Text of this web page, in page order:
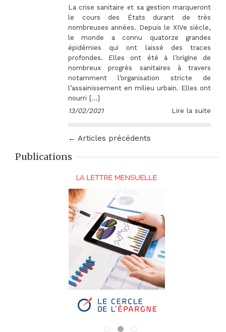
La crise sanitaire et sa gestion marqueront
le cours des États durant de très
nombreuses années. Depuis le XIVe siècle,
le monde a connu quatorze grandes
épidémies qui ont laissé des traces
profondes. Elles ont été à l’origine de
nombreux progrès sanitaires à travers
notamment l’organisation stricte de
l’assainissement en milieu urbain. Elles ont
nourri […]
13/02/2021
Lire la suite
← Articles précédents
Publications